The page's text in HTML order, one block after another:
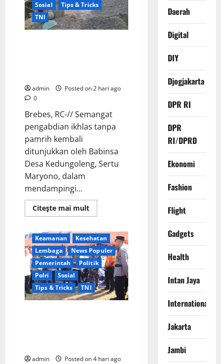
Mewah,
DPC
Brebes
Gelar
Pengobatan
Sosial
Tips & Tricks
TNI
admin
Posted on 2 hari ago
0
Brebes, RC-// Semangat
pengabdian ikhlas tanpa
pamrih kembali
ditunjukkan oleh Babinsa
Desa Kedungoleng, Sertu
Maryono, dalam
mendampingi...
Citeşte mai multRead
more
Tanpa
Pamrih,
Sertu
Maryono
Turun
Tangan
Bantu
Warga
Kedungoleng
Bangun
Berita Terkini
Brebes
Keamanan
Kesehatan
Lembaga
News Populer
Pemerintah
Politik
Polri
Sosial
Tips & Tricks
TNI
admin
Posted on 4 hari ago
Daerah
Digital
DIY
Djogjakarta
DPR RI
DPR
RI/DPRD
Ekonomi
Fashion
Flight
Gadgets
Health
Intan Jaya
International
Jakarta
Jambi